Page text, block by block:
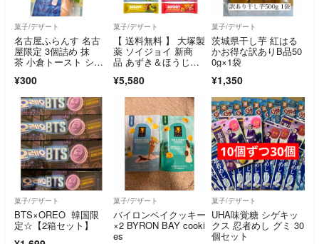
菓子/デザート
名古屋ふらんす 名古
屋限定 3個詰め 抹
茶 小倉トースト ショ
¥300
菓子/デザート
【 送料無料 】 大塚製
薬 ソイジョイ 新商
品 あずき＆ほうじ茶
本 詰め合わせ アソー
ト セット まとめ買い
¥5,580
菓子/デザート
茨城県干し芋 紅はる
かお得な訳ありB品50
0g×1袋
¥1,350
菓子/デザート
BTS×OREO 韓国限
定☆【2箱セット】
菓子/デザート
バイロンベイクッキー
×2 BYRON BAY cooki
es
菓子/デザート
UHA味覚糖 シゲキッ
クス 忍者めし グミ 30
個セット